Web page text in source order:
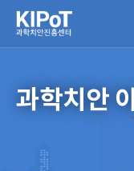
과학치안